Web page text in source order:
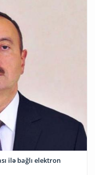
ilə bağlı elektron